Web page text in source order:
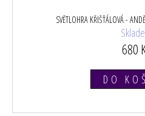
SVĚTLOHRA KŘIŠŤÁLOVÁ -
680
DO